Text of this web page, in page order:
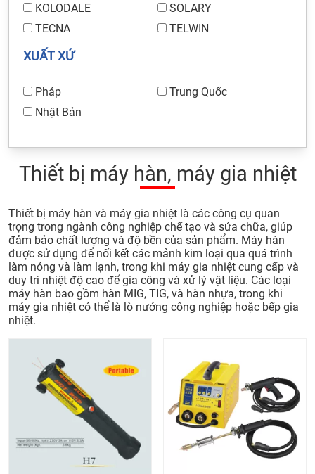
KOLODALE
SOLARY
TECNA
TELWIN
XUẤT XỨ
Pháp
Trung Quốc
Nhật Bản
Thiết bị máy hàn, máy gia nhiệt
Thiết bị máy hàn và máy gia nhiệt là các công cụ quan
trọng trong ngành công nghiệp chế tạo và sửa chữa, giúp
đảm bảo chất lượng và độ bền của sản phẩm. Máy hàn
được sử dụng để nối kết các mảnh kim loại qua quá trình
làm nóng và làm lạnh, trong khi máy gia nhiệt cung cấp và
duy trì nhiệt độ cao để gia công và xử lý vật liệu. Các loại
máy hàn bao gồm hàn MIG, TIG, và hàn nhựa, trong khi
máy gia nhiệt có thể là lò nướng công nghiệp hoặc bếp gia
nhiệt.